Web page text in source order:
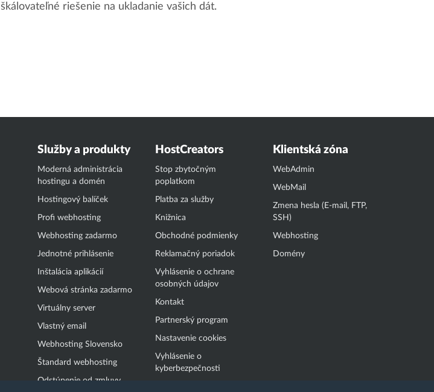
riešenie na ukladanie vašich dát.
Služby a produkty
Moderná administrácia
hostingu a domén
Hostingový balíček
Profi webhosting
Webhosting zadarmo
Jednotné prihlásenie
Inštalácia aplikácií
Webová stránka zadarmo
Virtuálny server
Vlastný email
Webhosting Slovensko
Štandard webhosting
Odstúpenie od zmluvy
HostCreators
Stop zbytočným
poplatkom
Platba za služby
Knižnica
Obchodné podmienky
Reklamačný poriadok
Vyhlásenie o ochrane
osobných údajov
Kontakt
Partnerský program
Nastavenie cookies
Vyhlásenie o
kyberbezpečnosti
Klientská zóna
WebAdmin
WebMail
Zmena hesla (E-mail, FTP,
SSH)
Webhosting
Domény